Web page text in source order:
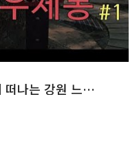
[우정문화 여행] 제제와 함께 떠나는 강원 느린 우체통